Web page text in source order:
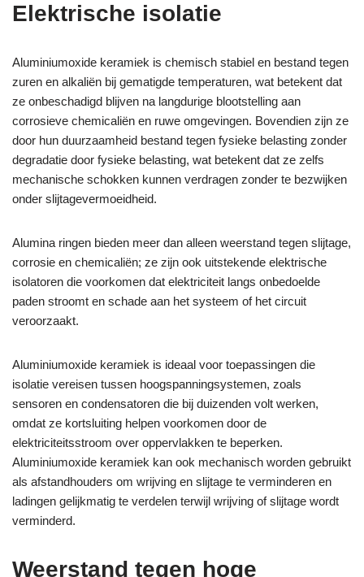
Elektrische isolatie
Aluminiumoxide keramiek is chemisch stabiel en bestand tegen
zuren en alkaliën bij gematigde temperaturen, wat betekent dat
ze onbeschadigd blijven na langdurige blootstelling aan
corrosieve chemicaliën en ruwe omgevingen. Bovendien zijn ze
door hun duurzaamheid bestand tegen fysieke belasting zonder
degradatie door fysieke belasting, wat betekent dat ze zelfs
mechanische schokken kunnen verdragen zonder te bezwijken
onder slijtagevermoeidheid.
Alumina ringen bieden meer dan alleen weerstand tegen slijtage,
corrosie en chemicaliën; ze zijn ook uitstekende elektrische
isolatoren die voorkomen dat elektriciteit langs onbedoelde
paden stroomt en schade aan het systeem of het circuit
veroorzaakt.
Aluminiumoxide keramiek is ideaal voor toepassingen die
isolatie vereisen tussen hoogspanningsystemen, zoals
sensoren en condensatoren die bij duizenden volt werken,
omdat ze kortsluiting helpen voorkomen door de
elektriciteitsstroom over oppervlakken te beperken.
Aluminiumoxide keramiek kan ook mechanisch worden gebruikt
als afstandhouders om wrijving en slijtage te verminderen en
ladingen gelijkmatig te verdelen terwijl wrijving of slijtage wordt
verminderd.
Weerstand tegen hoge